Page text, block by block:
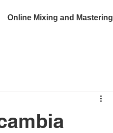
Online Mixing and Mastering